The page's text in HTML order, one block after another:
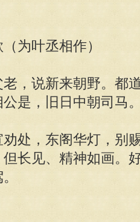
为叶丞相作）
老，说新来朝野。都
公是，旧日中朝司马
劝处，东阁华灯，别
但长见、精神如画。